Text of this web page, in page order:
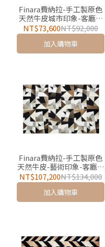
Finara費納拉-手工製原色
天然牛皮城市印象-客廳地
墊/地毯-馬賽
NT$73,600NT$92,000
加入購物車
Finara費納拉-手工製原色
天然牛皮-藝術印象-客廳地
墊/地毯-畢卡索
NT$107,200NT$134,000
加入購物車